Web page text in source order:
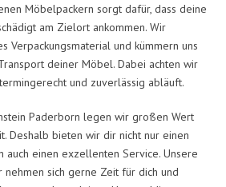
Möbelpackern sorgt dafür, dass deine
am Zielort ankommen. Wir
Verpackungsmaterial und kümmern uns
deiner Möbel. Dabei achten wir
und zuverlässig abläuft.
Paderborn legen wir großen Wert
Deshalb bieten wir dir nicht nur einen
auch einen exzellenten Service. Unsere
sich gerne Zeit für dich und